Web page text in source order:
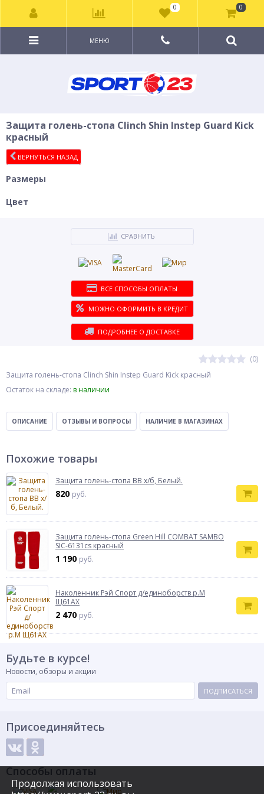
МЕНЮ
Защита голень-стопа Clinch Shin Instep Guard Kick
красный
ВЕРНУТЬСЯ НАЗАД
(0)
Защита голень-стопа Clinch Shin Instep Guard Kick красный
Остаток на складе: в наличии
Размеры
Цвет
СРАВНИТЬ
ВСЕ СПОСОБЫ ОПЛАТЫ
МОЖНО ОФОРМИТЬ В КРЕДИТ
ПОДРОБНЕЕ О ДОСТАВКЕ
ОПИСАНИЕ ОТЗЫВЫ И ВОПРОСЫ НАЛИЧИЕ В МАГАЗИНАХ
Похожие товары
Защита голень-стопа BB х/б, Белый.
820 руб.
Защита голень-стопа Green Hill COMBAT SAMBO
SIC-6131cs красный
1 190 руб.
Наколенник Рэй Спорт д/единоборств р.М
Щ61АХ
2 470 руб.
Продолжая использовать
Будьте в курсе!
Новости, обзоры и акции
ПОДПИСАТЬСЯ
Присоединяйтесь
Способы оплаты
0 0